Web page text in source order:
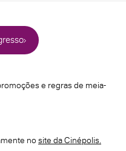
e regras de meia-
no site da Cinépolis.